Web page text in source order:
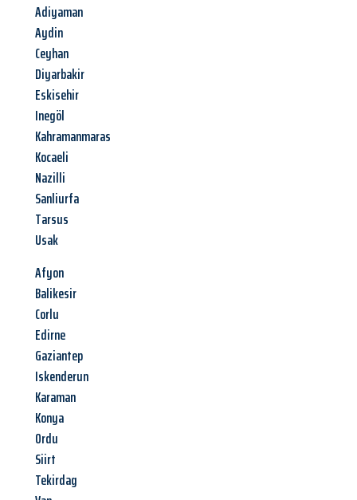
Adiyaman
Aydin
Ceyhan
Diyarbakir
Eskisehir
Inegöl
Kahramanmaras
Kocaeli
Nazilli
Sanliurfa
Tarsus
Usak
Afyon
Balikesir
Corlu
Edirne
Gaziantep
Iskenderun
Karaman
Konya
Ordu
Siirt
Tekirdag